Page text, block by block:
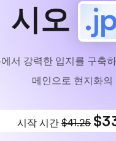
시오 .jp
서 강력한 입지를 구축
메인으로 현지화
시작 시간 $41.25